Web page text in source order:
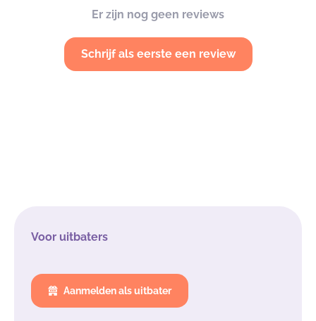
Er zijn nog geen reviews
Schrijf als eerste een review
Voor uitbaters
Aanmelden als uitbater